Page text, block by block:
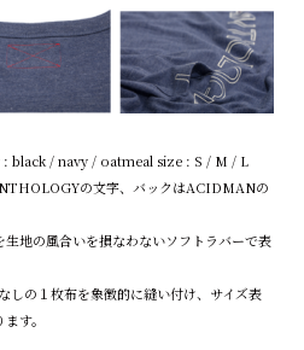
black / navy / oatmeal size : S / M / L
の文字、バックはACIDMANの
地の風合いを損なわないソフトラバーで表
しの１枚布を象徴的に縫い付け、サイズ表
す。